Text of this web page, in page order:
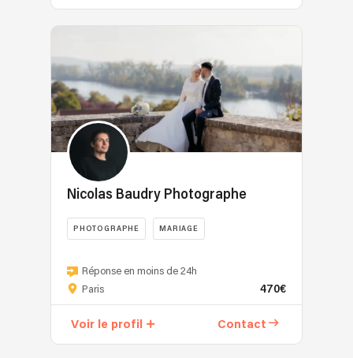
Nicolas Baudry Photographe
PHOTOGRAPHE MARIAGE
Réponse en moins de 24h
Paris
470€
Voir le profil Contact